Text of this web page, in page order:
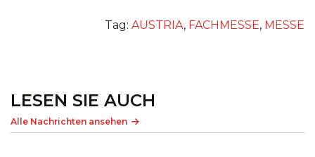
Tag: AUSTRIA, FACHMESSE, MESSE
LESEN SIE AUCH
Alle Nachrichten ansehen